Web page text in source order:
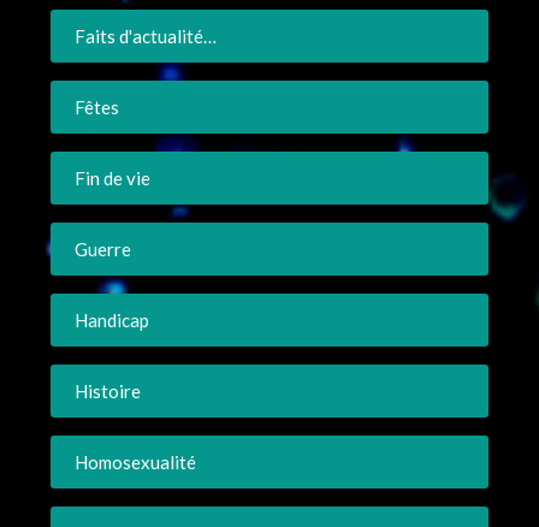
Faits d'actualité…
Fêtes
Fin de vie
Guerre
Handicap
Histoire
Homosexualité